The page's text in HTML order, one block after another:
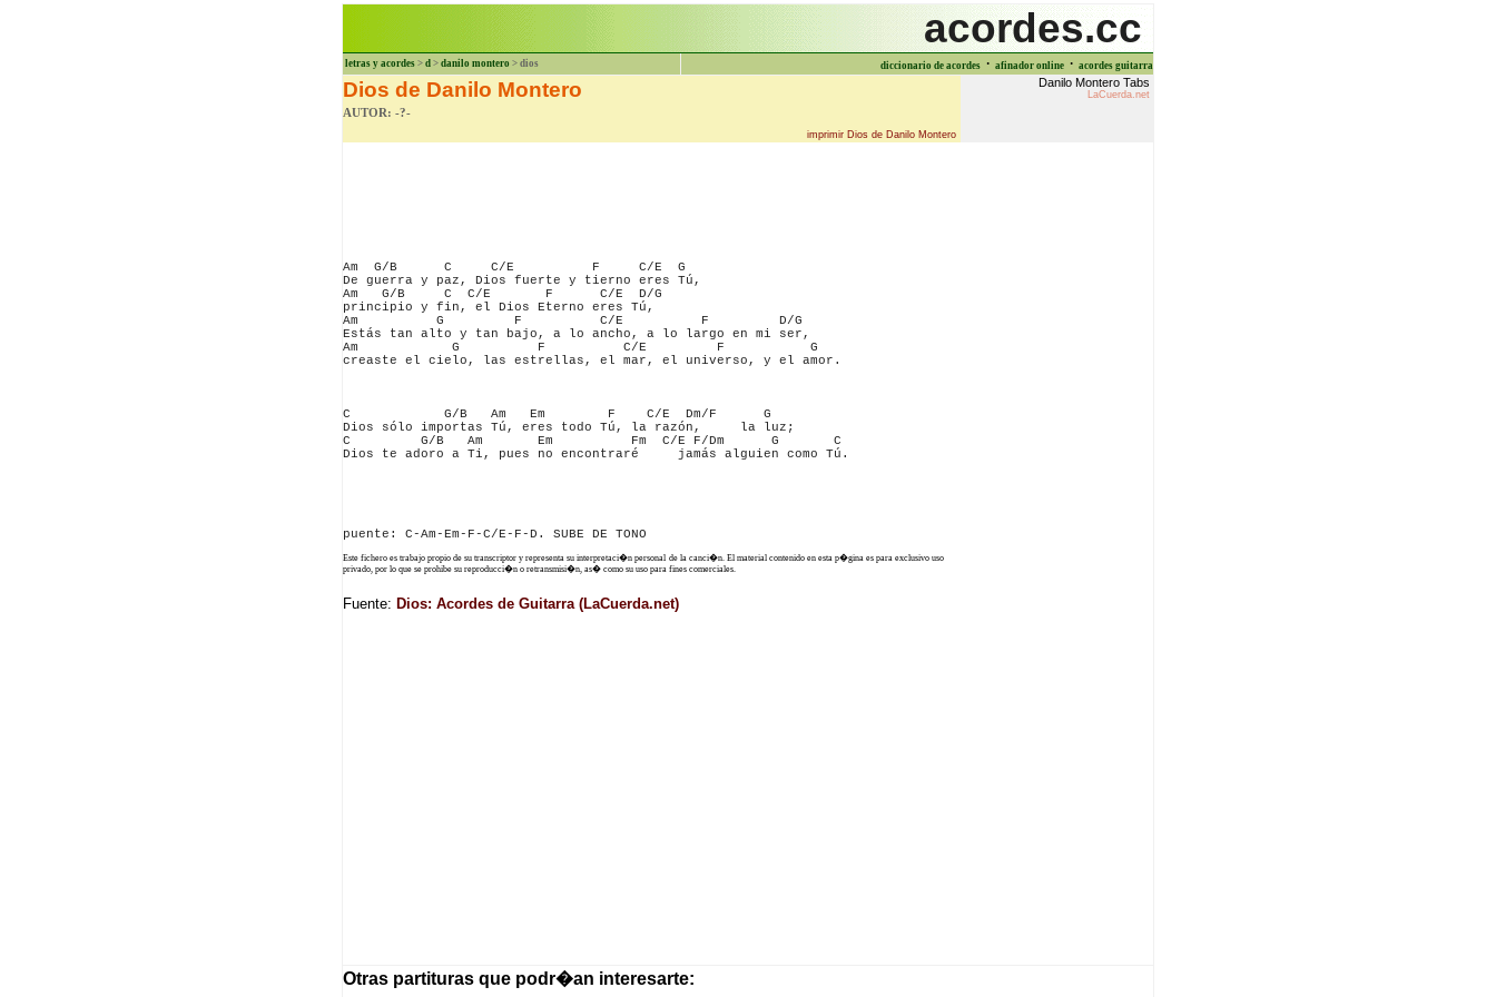
acordes.cc
letras y acordes > d > danilo montero > dios diccionario de acordes · afinador online · acordes guitarra
Dios de Danilo Montero
AUTOR: -?-
Danilo Montero Tabs
LaCuerda.net
imprimir Dios de Danilo Montero
Am  G/B      C     C/E          F     C/E  G
De guerra y paz, Dios fuerte y tierno eres Tú,
Am   G/B     C  C/E       F      C/E  D/G
principio y fin, el Dios Eterno eres Tú,
Am          G         F          C/E          F         D/G
Estás tan alto y tan bajo, a lo ancho, a lo largo en mi ser,
Am            G          F          C/E         F           G
creaste el cielo, las estrellas, el mar, el universo, y el amor.
C            G/B   Am   Em        F    C/E  Dm/F      G
Dios sólo importas Tú, eres todo Tú, la razón,     la luz;
C         G/B   Am       Em          Fm  C/E F/Dm      G       C
Dios te adoro a Ti, pues no encontraré     jamás alguien como Tú.
Este fichero es trabajo propio de su transcriptor y representa su interpretaci�n personal de la canci�n. El material contenido en esta p�gina es para exclusivo uso
privado, por lo que se prohibe su reproducci�n o retransmisi�n, as� como su uso para fines comerciales.
Fuente: Dios: Acordes de Guitarra (LaCuerda.net)
Otras partituras que podr�an interesarte: